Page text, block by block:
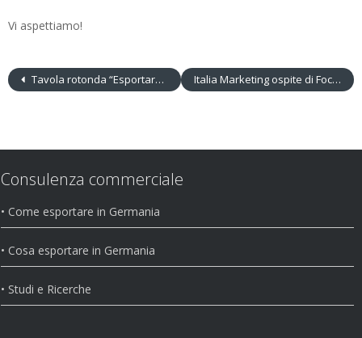
Vi aspettiamo!
Tavola rotonda “Esportare (meglio) in Germania” – Milano 23 maggio 2019 Italia Marketing ospite di Focus Economia – Radio 24 Il sole 24 ore
Consulenza commerciale
• Come esportare in Germania
• Cosa esportare in Germania
• Studi e Ricerche